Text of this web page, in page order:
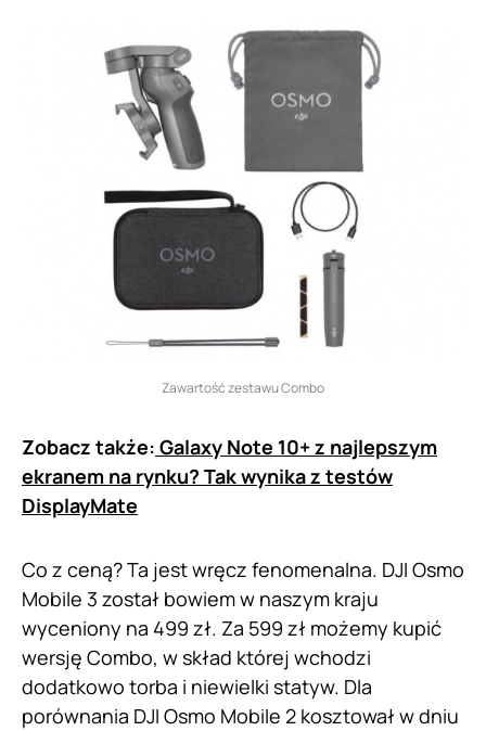
Zawartość zestawu Combo
Zobacz także: Galaxy Note 10+ z najlepszym
ekranem na rynku? Tak wynika z testów
DisplayMate
Co z ceną? Ta jest wręcz fenomenalna. DJI Osmo
Mobile 3 został bowiem w naszym kraju
wyceniony na 499 zł. Za 599 zł możemy kupić
wersję Combo, w skład której wchodzi
dodatkowo torba i niewielki statyw. Dla
porównania DJI Osmo Mobile 2 kosztował w dniu